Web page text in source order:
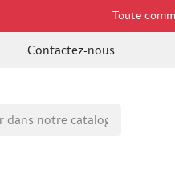
Toute
Contactez-nous